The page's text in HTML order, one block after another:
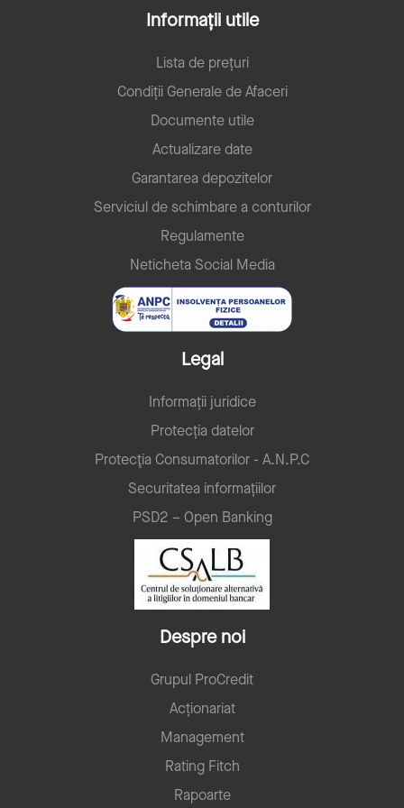
Informații utile
Lista de prețuri
Condiții Generale de Afaceri
Documente utile
Actualizare date
Garantarea depozitelor
Serviciul de schimbare a conturilor
Regulamente
Neticheta Social Media
Legal
Informații juridice
Protecția datelor
Protecţia Consumatorilor - A.N.P.C
Securitatea informațiilor
PSD2 – Open Banking
Despre noi
Grupul ProCredit
Acționariat
Management
Rating Fitch
Rapoarte